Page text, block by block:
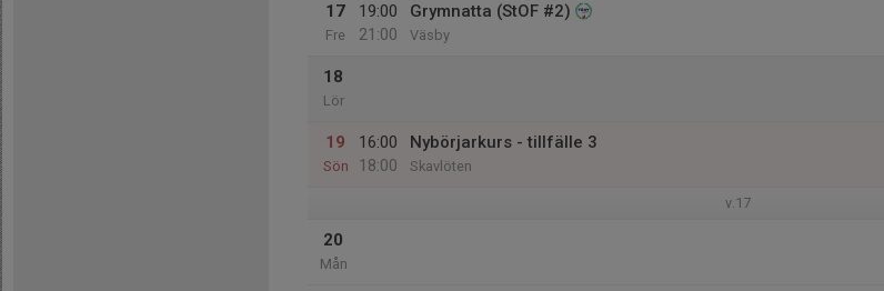
17
Fre
19:00
21:00
Grymnatta (StOF #2)
Väsby
18
Lör
19
Sön
16:00
18:00
Nybörjarkurs - tillfälle 3
Skavlöten
v.17
20
Mån